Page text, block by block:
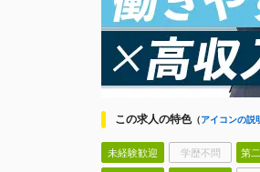
この求人の特色（アイコンの説
未経験歓迎 学歴不問 第